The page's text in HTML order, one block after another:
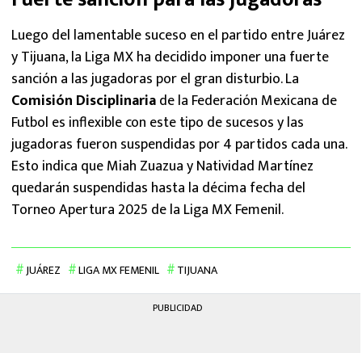
Luego del lamentable suceso en el partido entre Juárez
y Tijuana, la Liga MX ha decidido imponer una fuerte
sanción a las jugadoras por el gran disturbio. La
Comisión Disciplinariade la Federación Mexicana de
Futbol es inflexible con este tipo de sucesos y las
jugadoras fueron suspendidas por 4 partidos cada una.
Esto indica que Miah Zuazua y Natividad Martínez
quedarán suspendidas hasta la décima fecha del
Torneo Apertura 2025 de la Liga MX Femenil.
JUÁREZ LIGA MX FEMENIL TIJUANA
PUBLICIDAD